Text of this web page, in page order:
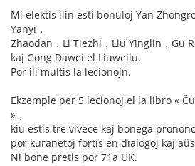
Mi elektis ilin esti bonuloj Yan
Yanyi，
Zhaodan，Li Tiezhi，Liu Yinglin，Gu
kaj Gong Dawei el Liuweilu.
Por ili multis la lecionojn.
Ekzemple per 5 lecionoj el la libro «
»，
kiu estis tre vivece kaj bonega
por kuranetoj fortis en dialogoj kaj
Ni bone pretis por 71a UK.